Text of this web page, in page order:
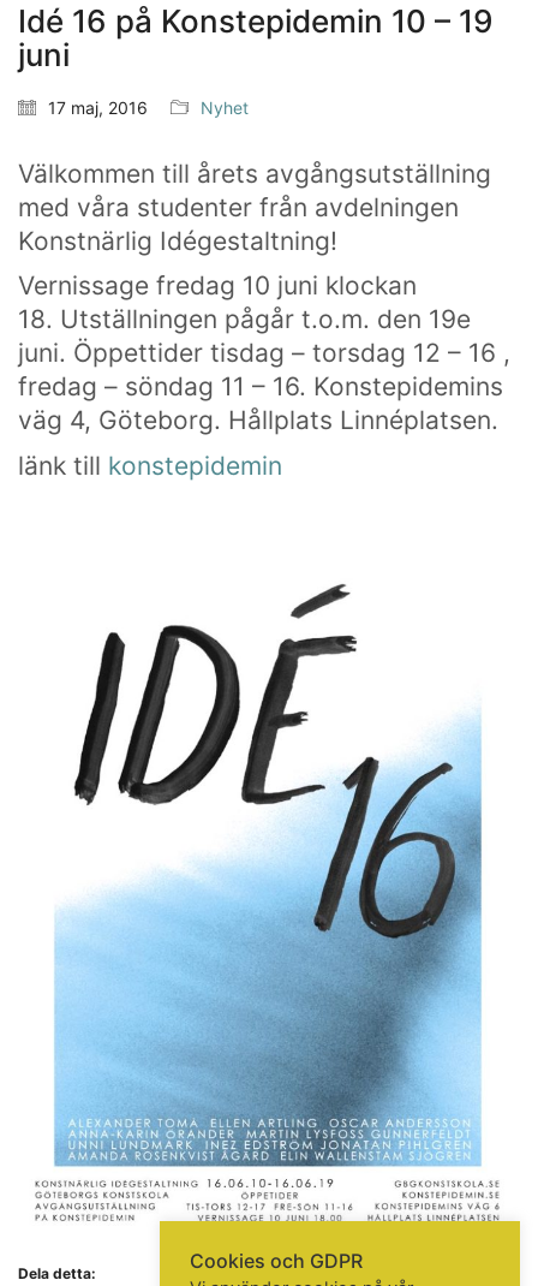
Idé 16 på Konstepidemin 10 – 19
juni
17 maj, 2016 Nyhet
Välkommen till årets avgångsutställning
med våra studenter från avdelningen
Konstnärlig Idégestaltning!
Vernissage fredag 10 juni klockan
18. Utställningen pågår t.o.m. den 19e
juni. Öppettider tisdag – torsdag 12 – 16 ,
fredag – söndag 11 – 16. Konstepidemins
väg 4, Göteborg. Hållplats Linnéplatsen.
länk till konstepidemin
Dela detta:
Ett eget konstnärlig språk ger kraftfulla verktyg att
själv påverka framtiden.
HITTA OSS
Göteborgs konstskola
Första Långgatan 10,
KONTAKTA OSS
info@gbgkonstskola.se
VAD HÄNDER…
Följ oss på Facebook
Nyhetsbrev? Prenumerera här!
Cookies och GDPR